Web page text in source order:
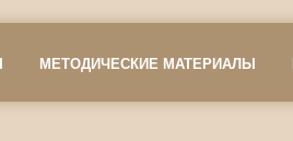
МЕТОДИЧЕСКИЕ МАТЕРИАЛЫ